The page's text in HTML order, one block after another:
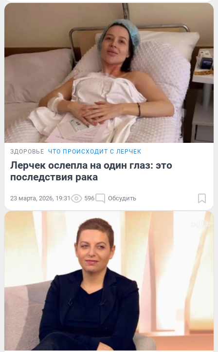
ЗДОРОВЬЕ ЧТО ПРОИСХОДИТ С ЛЕРЧЕК
Лерчек ослепла на один глаз: это
последствия рака
23 марта, 2026, 19:31 596 Обсудить